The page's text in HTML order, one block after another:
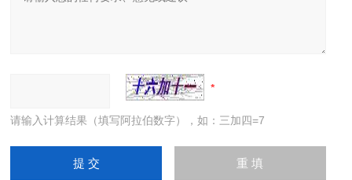
请输入计算结果（填写阿拉伯数字），如：三加四=7